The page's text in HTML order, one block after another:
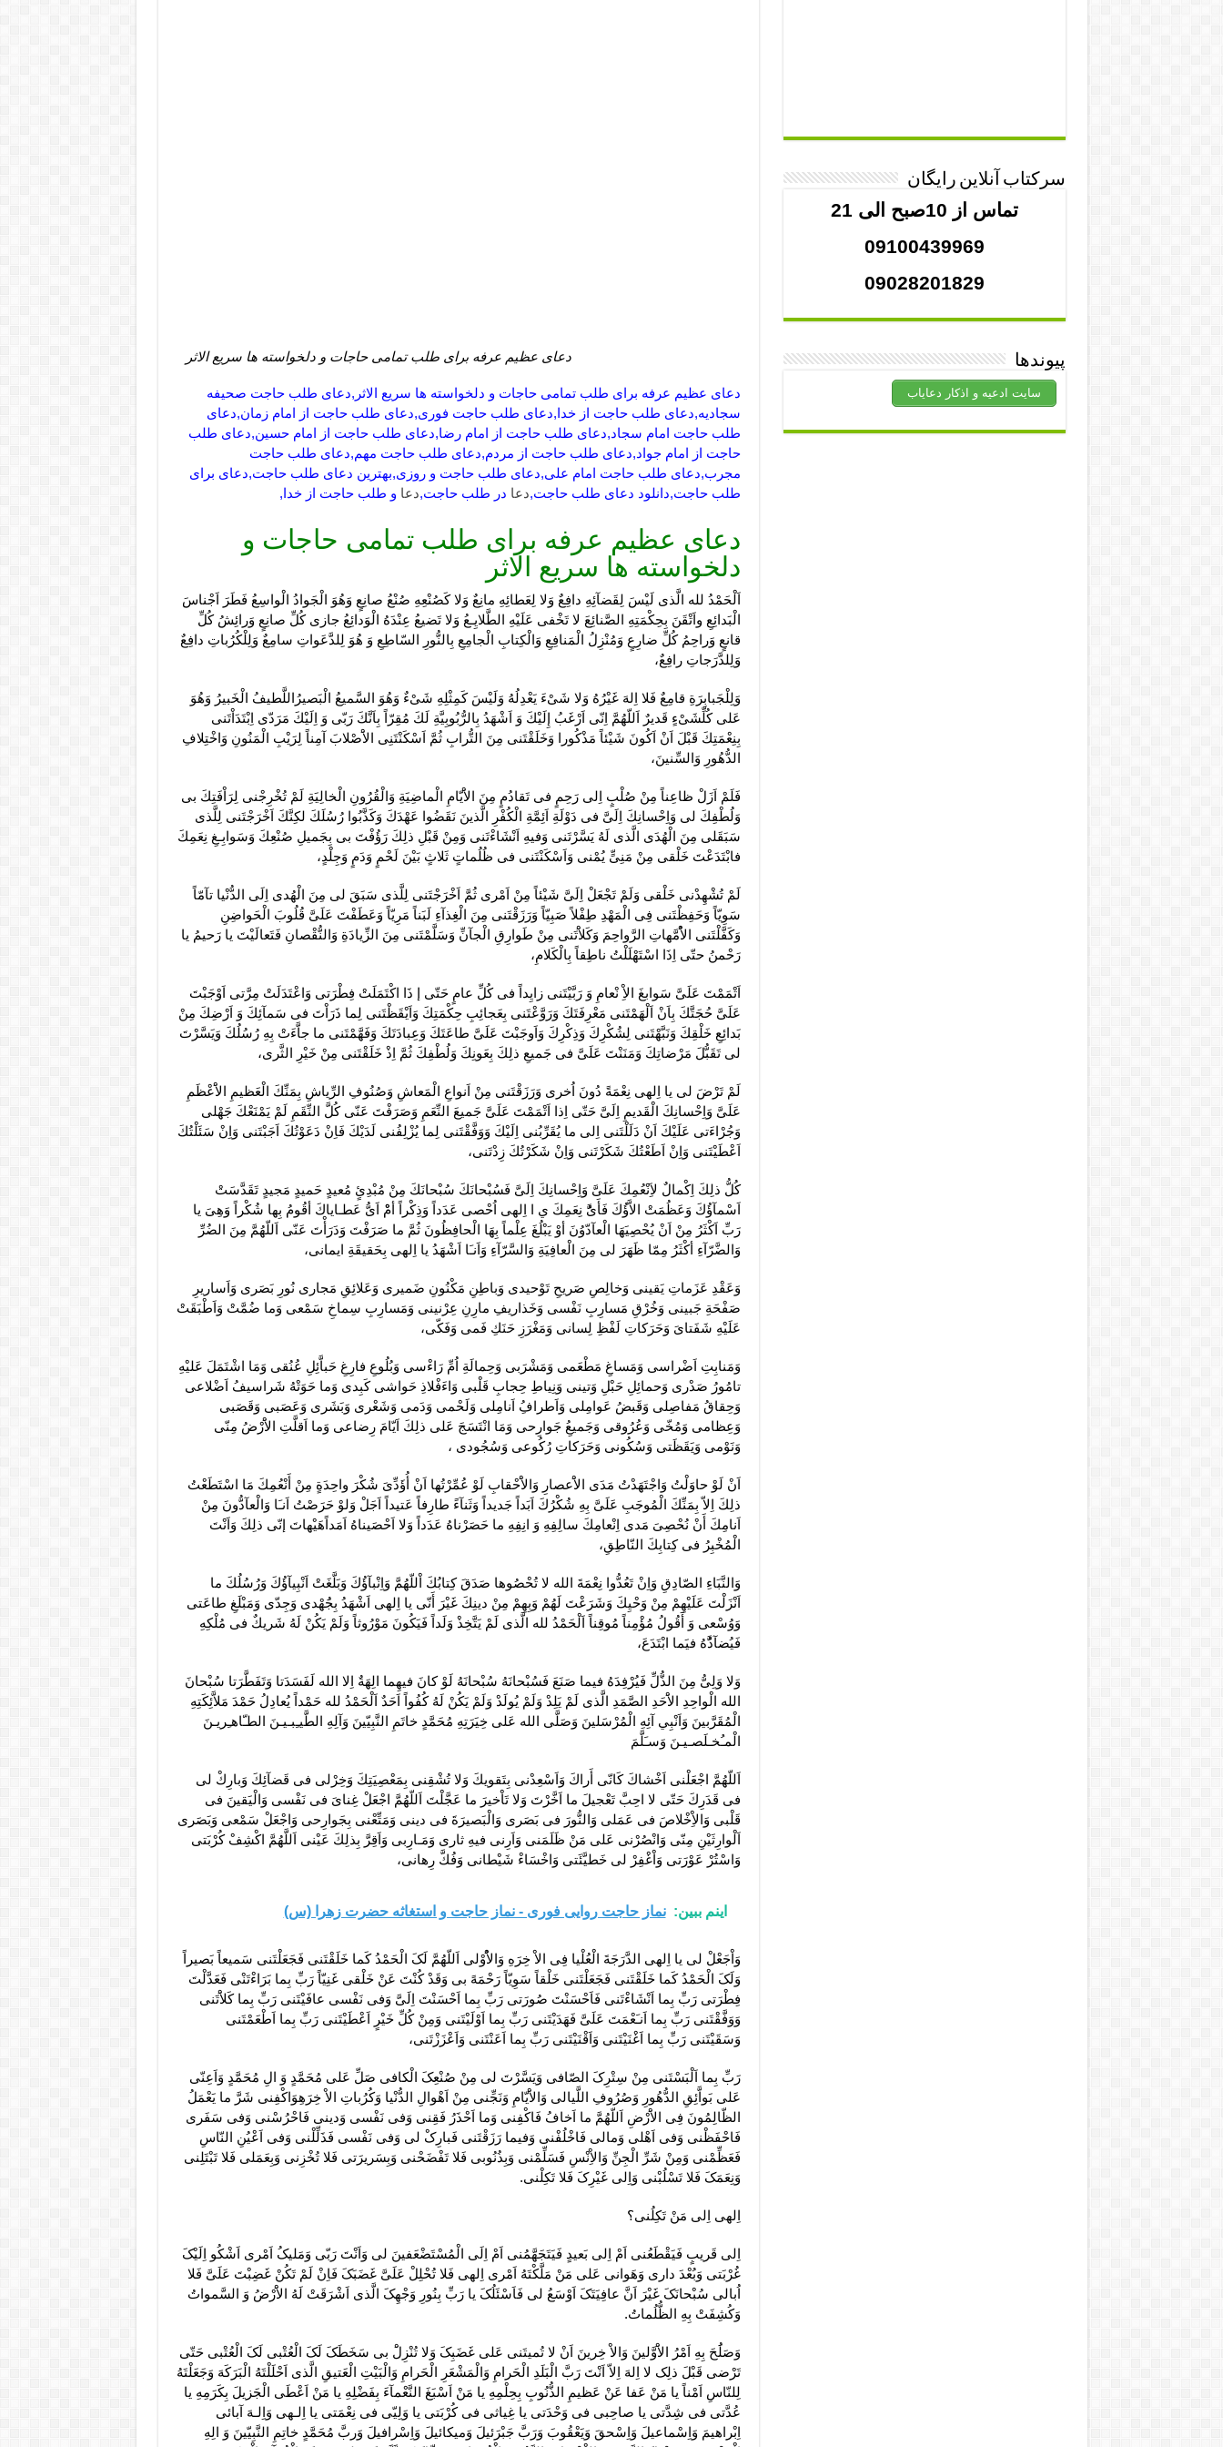
دعای عظیم عرفه برای طلب تمامی حاجات و دلخواسته ها سریع الاثر
دعای عظیم عرفه برای طلب تمامی حاجات و دلخواسته ها سریع الاثر,دعای طلب حاجت صحیفه
سجادیه,دعای طلب حاجت از خدا,دعای طلب حاجت فوری,دعای طلب حاجت از امام زمان,دعای
طلب حاجت امام سجاد,دعای طلب حاجت از امام رضا,دعای طلب حاجت از امام حسین,دعای طلب
حاجت از امام جواد,دعای طلب حاجت از مردم,دعای طلب حاجت مهم,دعای طلب حاجت
مجرب,دعای طلب حاجت امام علی,دعای طلب حاجت و روزی,بهترین دعای طلب حاجت,دعای برای
طلب حاجت,دانلود دعای طلب حاجت,دعا در طلب حاجت,دعا و طلب حاجت از خدا,
دعای عظیم عرفه برای طلب تمامی حاجات و
دلخواسته ها سریع الاثر
اَلْحَمْدُ لله الَّذى لَيْسَ لِقَضآئِهِ دافِعٌ وَلا لِعَطائِهِ مانِعٌ وَلا كَصُنْعِهِ صُنْعُ صانِعٍ وَهُوَ الْجَوادُ الْواسِعُ فَطَرَ اَجْناسَ
الْبَدائِعِ واَتْقَنَ بِحِكْمَتِهِ الصَّنائِعَ لا تَخْفى عَلَيْهِ الطَّلايِـعُ وَلا تَضيعُ عِنْدَهُ الْوَدائِعُ جازى كُلِّ صانِعٍ وَرائِشُ كُلِّ
قانعٍ وَراحِمُ كُلِّ ضارِعٍ وَمُنْزِلُ الْمَنافِعِ وَالْكِتابِ الْجامِعِ بِالنُّورِ السّاطِعِ وَ هُوَ لِلدَّعَواتِ سامِعٌ وَلِلْكُرُباتِ دافِعٌ
وَلِلدَّرَجاتِ رافِعٌ،
وَلِلْجَبابِرَةِ قامِعٌ فَلا اِلهَ غَيْرُهُ وَلا شَىْءَ يَعْدِلُهُ وَلَيْسَ كَمِثْلِهِ شَىْءٌ وَهُوَ السَّميعُ الْبَصيرُاللَّطيفُ الْخَبيرُ وَهُوَ
عَلى كُلِّشَىْءٍ قَديرٌ اَللّهُمَّ اِنّى اَرْغَبُ إِلَيْكَ وَ اَشْهَدُ بِالرُّبُوبِيَّةِ لَكَ مُقِرّاً بِاَنَّكَ رَبّى وَ اِلَيْكَ مَرَدّى اِبْتَدَاْتَنى
بِنِعْمَتِكَ قَبْلَ اَنْ اَكُونَ شَيْئاً مَذْكُورا وَخَلَقْتَنى مِنَ التُّرابِ ثُمَّ اَسْكَنْتَنِى الاَْصْلابَ آمِناً لِرَيْبِ الْمَنُونِ وَاخْتِلافِ
الدُّهُورِ وَالسِّنينَ،
فَلَمْ اَزَلْ ظاعِناً مِنْ صُلْبٍ اِلى رَحِمٍ فى تَقادُمٍ مِنَ الاَْيّامِ الْماضِيَةِ وَالْقُرُونِ الْخالِيَةِ لَمْ تُخْرِجْنى لِرَاْفَتِكَ بى
وَلُطْفِكَ لى وَاِحْسانِكَ اِلَىَّ فى دَوْلَةِ اَئِمَّةِ الْكُفْرِ الَّذينَ نَقَضُوا عَهْدَكَ وَكَذَّبُوا رُسُلَكَ لكِنَّكَ اَخْرَجْتَنى لِلَّذى
سَبَقَلى مِنَ الْهُدَى الَّذى لَهُ يَسَّرْتَنى وَفيهِ اَنْشَاءْتَنى وَمِنْ قَبْلِ ذلِكَ رَؤُفْتَ بى بِجَميلِ صُنْعِكَ وَسَوابِـغِ نِعَمِكَ
فابْتَدَعْتَ خَلْقى مِنْ مَنِىٍّ يُمْنى وَاَسْكَنْتَنى فى ظُلُماتٍ ثَلاثٍ بَيْنَ لَحْمٍ وَدَمٍ وَجِلْدٍ،
لَمْ تُشْهِدْنى خَلْقى وَلَمْ تَجْعَلْ اِلَىَّ شَيْئاً مِنْ اَمْرى ثُمَّ اَخْرَجْتَنى لِلَّذى سَبَقَ لى مِنَ الْهُدى اِلَى الدُّنْيا تآمّاً
سَوِيّاً وَحَفِظْتَنى فِى الْمَهْدِ طِفْلاً صَبِيّاً وَرَزَقْتَنى مِنَ الْغِذآءِ لَبَناً مَرِيّاً وَعَطَفْتَ عَلَىَّ قُلُوبَ الْحَواضِنِ
وَكَفَّلْتَنى الاُْمَّهاتِ الرَّواحِمَ وَكَلاَْتَنى مِنْ طَوارِقِ الْجآنِّ وَسَلَّمْتَنى مِنَ الزِّيادَةِ وَالنُّقْصانِ فَتَعالَيْتَ يا رَحيمُ يا
رَحْمنُ حتّى اِذَا اسْتَهْلَلْتُ ناطِقاً بِالْكَلامِ،
اَتْمَمْتَ عَلَىَّ سَوابغَ الاِْ نْعامِ وَ رَبَّيْتَنى زايِداً فى كُلِّ عامٍ حَتّى إ ذَا اكْتَمَلَتْ فِطْرَتى وَاعْتَدَلَتْ مِرَّتى اَوْجَبْتَ
عَلَىَّ حُجَتَّكَ بِاَنْ اَلْهَمْتَنى مَعْرِفَتَكَ وَرَوَّعْتَنى بِعَجائِبِ حِكْمَتِكَ وَاَيْقَظْتَنى لِما ذَرَاْتَ فى سَمآئِكَ وَ اَرْضِكَ مِنْ
بَدائِعِ خَلْقِكَ وَنَبَّهْتَنى لِشُكْرِكَ وَذِكْرِكَ وَاَوجَبْتَ عَلَىَّ طاعَتَكَ وَعِبادَتَكَ وَفَهَّمْتَنى ما جاَّءَتْ بِهِ رُسُلُكَ وَيَسَّرْتَ
لى تَقَبُّلَ مَرْضاتِكَ وَمَنَنْتَ عَلَىَّ فى جَميعِ ذلِكَ بِعَونِكَ وَلُطْفِكَ ثُمَّ اِذْ خَلَقْتَنى مِنْ خَيْرِ الثَّرى،
لَمْ تَرْضَ لى يا اِلهى نِعْمَةً دُونَ اُخرى وَرَزَقْتَنى مِنْ اَنواعِ الْمَعاشِ وَصُنُوفِ الرِّياشِ بِمَنِّكَ الْعَظيمِ الاَْعْظَمِ
عَلَىَّ وَاِحْسانِكَ الْقَديمِ اِلَىَّ حَتّى اِذا اَتْمَمْتَ عَلَىَّ جَميعَ النِّعَمِ وَصَرَفْتَ عَنّى كُلَّ النِّقَمِ لَمْ يَمْنَعْكَ جَهْلى
وَجُرْاءَتى عَلَيْكَ اَنْ دَلَلْتَنى اِلى ما يُقَرِّبُنى اِلَيْكَ وَوَفَّقْتَنى لِما يُزْلِفُنى لَدَيْكَ فَاِنْ دَعَوْتُكَ اَجَبْتَنى وَاِنْ سَئَلْتُكَ
اَعْطَيْتَنى وَاِنْ اَطَعْتُكَ شَكَرْتَنى وَاِنْ شَكَرْتُكَ زِدْتَنى،
كُلُّ ذلِكَ اِكْمالٌ لاَِنْعُمِكَ عَلَىَّ وَاِحْسانِكَ اِلَىَّ فَسُبْحانَكَ سُبْحانَكَ مِنْ مُبْدِئٍ مُعيدٍ حَميدٍ مَجيدٍ تَقَدَّسَتْ
اَسْمآؤُكَ وَعَظُمَتْ الاَّؤُكَ فَأَىَُّ نِعَمِكَ ي ا اِلهى اُحْصى عَدَداً وَذِكْراً أمْْ اَىُّ عَطـاياكَ أقُومُ بِها شُكْراً وَهِىَ يا
رَبِّ اَكْثَرُ مِنْ اَنْ يُحْصِيَهَا الْعآدّوُنَ أوْ يَبْلُغَ عِلْماً بِهَا الْحافِظُونَ ثُمَّ ما صَرَفْتَ وَدَرَأْتَ عَنّى اَللّهُمَّ مِنَ الضُرِّ
وَالضَّرّآءِ أكْثَرُ مِمّا ظَهَرَ لى مِنَ الْعافِيَةِ وَالسَّرّآءِ وَاَنـَا اَشْهَدُ يا اِلهى بِحَقيقَةِ ايمانى،
وَعَقْدِ عَزَماتِ يَقينى وَخالِصِ صَريحِ تَوْحيدى وَباطِنِ مَكْنُونِ ضَميرى وَعَلائِقِ مَجارى نُورِ بَصَرى وَاَساريرِ
صَفْحَةِ جَبينى وَخُرْقِ مَسارِبِ نَفْسى وَخَذاريفِ مارِنِ عِرْنينى وَمَسارِبِ سِماخِ سَمْعى وَما ضُمَّتْ وَاَطْبَقَتْ
عَلَيْهِ شَفَتاىَ وَحَرَكاتِ لَفْظِ لِسانى وَمَغْرَزِ حَنَكِ فَمى وَفَكّى،
وَمَنابِتِ اَضْراسى وَمَساغِ مَطْعَمى وَمَشْرَبى وَحِمالَةِ اُمِّ رَاءْسى وَبُلُوعِ فارِغِ حَباَّئِلِ عُنُقى وَمَا اشْتَمَلَ عَليْهِ
تامُورُ صَدْرى وَحمائِلِ حَبْلِ وَتينى وَنِياطِ حِجابِ قَلْبى وَاءَفْلاذِ حَواشى كَبِدى وَما حَوَتْهُ شَراسيفُ اَضْلاعى
وَحِقاقُ مَفاصِلى وَقَبضُ عَوامِلى وَاَطرافُِ اَنامِلى وَلَحْمى وَدَمى وَشَعْرى وَبَشَرى وَعَصَبى وَقَصَبى
وَعِظامى وَمُخّى وَعُرُوقى وَجَميعُِ جَوارِحى وَمَا انْتَسَجَ عَلى ذلِكَ اَيّامَ رِضاعى وَما اَقلَّتِ الاَْرْضُ مِنّى
وَنَوْمى وَيَقَظَتى وَسُكُونى وَحَرَكاتِ رُكُوعى وَسُجُودى ،
اَنْ لَوْ حاوَلْتُ وَاجْتَهَدْتُ مَدَى الاَْعصارِ وَالاَْحْقابِ لَوْ عُمِّرْتُها اَنْ أُؤَدِّىَ شُكْرَ واحِدَةٍ مِنْ أَنْعُمِكَ مَا اسْتَطَعْتُ
ذلِكَ اِلاّ بِمَنِّكَ الْمُوجَبِ عَلَىَّ بِهِ شُكْرُكَ اَبَداً جَديداً وَثَنآءً طارِفاً عَتيداً اَجَلْ وَلوْ حَرَصْتُ اَنـَا وَالْعآدُّونَ مِنْ
اَنامِكَ أَنْ نُحْصِىَ مَدى اِنْعامِكَ سالِفِهِ وَ انِفِهِ ما حَصَرْناهُ عَدَداً وَلا اَحْصَيناهُ اَمَداًهَيْهاتَ إنّى ذلِكَ وَاَنْتَ
الْمُخْبِرُ فى كِتابِكَ النّاطِقِ،
وَالنَّبَاءِ الصّادِقِ وَاِنْ تَعُدُّوا نِعْمَةَ الله لا تُحْصُوها صَدَقَ كِتابُكَ اْللّهُمَّ وَاِنْبآؤُكَ وَبَلَّغَتْ اَنْبِيآؤُكَ وَرُسُلُكَ ما
اَنْزَلْتَ عَلَيْهِمْ مِنْ وَحْيِكَ وَشَرَعْتَ لَهُمْ وَبِهِمْ مِنْ دينِكَ غَيْرَ أَنّى يا اِلهى اَشْهَدُ بِجَُهْدى وَجِدّى وَمَبْلَغِ طاعَتى
وَوُسْعى وَ أَقُولُ مُؤْمِناً مُوقِناً اَلْحَمْدُ لله الَّذى لَمْ يَتَّخِذْ وَلَداً فَيَكُونَ مَوْرُوثاً وَلَمْ يَكُنْ لَهُ شَريكٌ فى مُلْكِهِ
فَيُضآدَُّهُ فيَما ابْتَدَعَ،
وَلا وَلِىُّ مِنَ الذُّلِّ فَيُرْفِدَهُ فيما صَنَعَ فَسُبْحانَهُ سُبْحانَهُ لَوْ كانَ فيهِما الِهَةٌ اِلا الله لَفَسَدَتا وَتَفَطَّرَتا سُبْحانَ
الله الْواحِدِ الاَْحَدِ الصَّمَدِ الَّذى لَمْ يَلِدْ وَلَمْ يُولَدْ وَلَمْ يَكُنْ لَهُ كُفُواً اَحَدٌ اَلْحَمْدُ لله حَمْداً يُعادِلُ حَمْدَ مَلاَّئِكَتِهِ
الْمُقَرَّبينَ وَاَنْبِي آئِهِ الْمُرْسَلينَ وَصَلَّى الله عَلى خِيَرَتِهِ مُحَمَّدٍ خاتَمِ النَّبِيّينَ وَآلِهِ الطَّيـِبـيـنَ الطـّاهـِريـنَ
الْمـُخـلَصـيـنَ وَسـَلَّمَ
اَللّهُمَّ اجْعَلْنى اَخْشاكَ كَانّى أَراكَ وَاَسْعِدْنى بِتَقويكَ وَلا تُشْقِنى بِمَعْصِيَتِكَ وَخِرْلى فى قَضآئِكَ وَبارِكْ لى
فى قَدَرِكَ حَتّى لا احِبَّ تَعْجيلَ ما اَخَّرْتَ وَلا تَاْخيرَ ما عَجَّلْتَ اَللّهُمَّ اجْعَلْ غِناىَ فى نَفْسى وَالْيَقينَ فى
قَلْبى وَالاِْخْلاصَ فى عَمَلى وَالنُّورَ فى بَصَرى وَالْبَصيرَةَ فى دينى وَمَتِّعْنى بِجَوارِحى وَاجْعَلْ سَمْعى وَبَصَرى
اَلْوارِثَيْنِ مِنّى وَانْصُرْنى عَلى مَنْ ظَلَمَنى وَاَرِنى فيهِ ثارى وَمَـارِبى وَاَقِرَّ بِذلِكَ عَيْنى اَللَّهُمَّ اكْشِفْ كُرْبَتى
وَاسْتُرْ عَوْرَتى وَاْغْفِرْ لى خَطيَّئَتى وَاخْسَاءْ شَيْطانى وَفُكَّ رِهانى،
اینم ببین: نماز حاجت روایی فوری - نماز حاجت و استغاثه حضرت زهرا (س)
وَاْجَعْلْ لى يا اِلهى الدَّرَجَةَ الْعُلْيا فِى الاْ خِرَهِ وَالاُْوْلى اَللّهُمَّ لَکَ الْحَمْدُ کَما خَلَقْتَنى فَجَعَلْتَنى سَمیعاً بَصیراً
وَلَکَ الْحَمْدُ کَما خَلَقْتَنى فَجَعَلْتَنى خَلْقاً سَوِیّاً رَحْمَهً بى وَقَدْ کُنْتَ عَنْ خَلْقى غَنِیّاً رَبِّ بِما بَرَاءْتَنْى فَعَدَّلْتَ
فِطْرَتى رَبِّ بِما اَنْشَاءْتَنى فَاَحْسَنْتَ صُورَتى رَبِّ بِما اَحْسَنْتَ اِلَىَّ وَفى نَفْسى عافَیْتَنى رَبِّ بِما کَلاَْتَنى
وَوَفَّقْتَنى رَبِّ بِما اَنـَعْمَتَ عَلَىَّ فَهَدَیْتَنى رَبِّ بِما اَوْلَیْتَنى وَمِنْ کُلِّ خَیْرٍ اَعْطَیْتَنى رَبِّ بِما اَطْعَمْتَنى
وَسَقَیْتَنى رَبِّ بِما اَغْنَیْتَنى وَاَقْنَیْتَنى رَبِّ بِما اَعَنْتَنى وَاَعْزَزْتَنى،
رَبِّ بِما اَلْبَسْتَنى مِنْ سِتْرِکَ الصّافى وَیَسَّرْتَ لى مِنْ صُنْعِکَ الْکافى صَلِّ عَلى مُحَمَّدٍ وَ الِ مُحَمَّدٍ وَاَعِنّى
عَلى بَواَّئِقِ الدُّهُورِ وَصُرُوفِ اللَّیالى وَالاَْیّامِ وَنَجِّنى مِنْ اَهْوالِ الدُّنْیا وَکُرُباتِ الاْ خِرَهِوَاکْفِنى شَرَّ ما یَعْمَلُ
الظّالِمُونَ فِى الاَْرْضِ اَللّهُمَّ ما اَخافُ فَاکْفِنى وَما اَحْذَرُ فَقِنى وَفى نَفْسى وَدینى فَاحْرُسْنى وَفى سَفَرى
فَاحْفَظْنى وَفى اَهْلى وَمالى فَاخْلُفْنى وَفیما رَزَقْتَنى فَبارِکْ لى وَفى نَفْسى فَذَلِّلْنى وَفى اَعْیُنِ النّاسِ
فَعَظِّمْنى وَمِنْ شَرِّ الْجِنِّ وَالاِْنْسِ فَسَلِّمْنى وَبِذُنُوبى فَلا تَفْضَحْنى وَبِسَریرَتى فَلا تُخْزِنى وَبِعَمَلى فَلا تَبْتَلِنى
وَنِعَمَکَ فَلا تَسْلُبْنى وَاِلى غَیْرِکَ فَلا تَکِلْنى.
اِلهى اِلى مَنْ تَکِلُنى؟
اِلى قَریبٍ فَیَقْطَعُنى اَمْ اِلى بَعیدٍ فَیَتَجَهَّمُنى اَمْ اِلَى الْمُسْتَضْعَفینَ لى وَاَنْتَ رَبّى وَمَلیکُ اَمْرى اَشْکُو اِلَیْکَ
غُرْبَتى وَبُعْدَ دارى وَهَوانى عَلى مَنْ مَلَّکْتَهُ اَمْرى اِلهى فَلا تُحْلِلْ عَلَىَّ غَضَبَکَ فَاِنْ لَمْ تَکُنْ غَضِبْتَ عَلَىَّ فَلا
اُبالى سُبْحانَکَ غَیْرَ اَنَّ عافِیَتَکَ اَوْسَعُ لى فَاَسْئَلُکَ یا رَبِّ بِنُورِ وَجْهِکَ الَّذى اَشْرَقَتْ لَهُ الاَْرْضُ وَ السَّمواتُ
وَکُشِفَتْ بِهِ الظُّلُماتُ.
وَصَلَُحَ بِهِ اَمْرُ الاَْوَّلینَ وَالاْ خِرینَ اَنْ لا تُمیتَنى عَلى غَضَبِکَ وَلا تُنْزِلَْ بى سَخَطَکَ لَکَ الْعُتْبى لَکَ الْعُتْبى حَتّى
تَرْضى قَبْلَ ذلِک لا اِلهَ اِلاّ اَنْتَ رَبَّ الْبَلَدِ الْحَرامِ وَالْمَشْعَرِ الْحَرامِ وَالْبَیْتِ الْعَتیقِ الَّذى اَحْلَلْتَهُ الْبَرَکَهَ وَجَعَلْتَهُ
لِلنّاسِ اَمْناً یا مَنْ عَفا عَنْ عَظیمِ الذُّنُوبِ بِحِلْمِهِ یا مَنْ اَسْبَغَ النَّعْمآءَ بِفَضْلِهِ یا مَنْ اَعْطَى الْجَزیلَ بِکَرَمِهِ یا
عُدَّتى فى شِدَّتى یا صاحِبى فى وَحْدَتى یا غِیاثى فى کُرْبَتى یا وَلِیّى فى نِعْمَتى یا اِلـهى وَاِلـهَ آبائى
اِبْراهیمَ وَاِسْماعیلَ وَاِسْحقَ وَیَعْقُوبَ وَرَبَّ جَبْرَئیلَ وَمیکائیلَ وَاِسْرافیلَ وَربَّ مُحَمَّدٍ خاتِمِ النَّبِیّینَ وَ الِهِ
سرکتاب آنلاین رایگان
تماس از 10صبح الی 21
09100439969
09028201829
پیوندها
سایت ادعیه و اذکار دعایاب